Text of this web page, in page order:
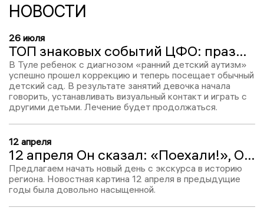
НОВОСТИ
26 июля
ТОП знаковых событий ЦФО: праздник чревоугодия под Калугой, сон липецкого хорька, реставрация Старой Татарской мечети
В Туле ребенок с диагнозом «ранний детский аутизм»
успешно прошел коррекцию и теперь посещает обычный
детский сад. В результате занятий девочка начала
говорить, устанавливать визуальный контакт и играть с
другими детьми. Лечение будет продолжаться.
12 апреля
12 апреля Он сказал: «Поехали!», Он взмахнул рукой. Словно вдоль по Питерской, Питерской, Пронёсся над Землёй
Предлагаем начать новый день с экскурса в историю
региона. Новостная картина 12 апреля в предыдущие
годы была довольно насыщенной.